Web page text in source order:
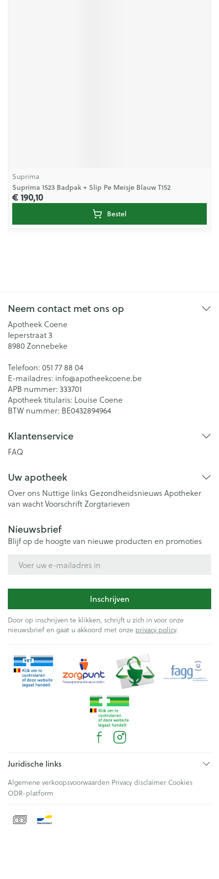
Suprima
Suprima 1523 Badpak + Slip Pe Meisje Blauw T152
€ 190,10
Bestel
Neem contact met ons op
Apotheek Coene
Ieperstraat 3
8980 Zonnebeke
Telefoon: 051 77 88 04
E-mailadres: info@apotheekcoene.be
APB nummer: 333701
Apotheek titularis: Louise Coene
BTW nummer: BE0432894964
Klantenservice
FAQ
Uw apotheek
Over ons Nuttige links Gezondheidsnieuws Apotheker
van wachtVoorschriftZorgtarieven
Nieuwsbrief
Blijf op de hoogte van nieuwe producten en promoties
Inschrijven
Door op inschrijven te klikken, schrijft u zich in voor onze
nieuwsbrief en gaat u akkoord met onze privacy policy.
Juridische links
Algemene verkoopsvoorwaarden Privacy disclaimer Cookies
ODR-platform